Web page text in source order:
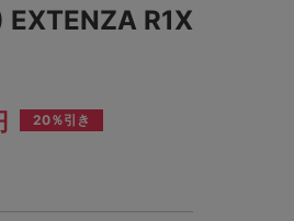
EXTENZA R1X
20％引き